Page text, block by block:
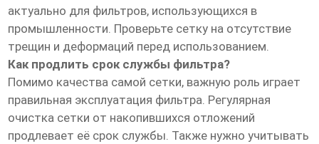
актуально для фильтров, использующихся в
промышленности. Проверьте сетку на отсутствие
трещин и деформаций перед использованием.
Как продлить срок службы фильтра?
Помимо качества самой сетки, важную роль играет
правильная эксплуатация фильтра. Регулярная
очистка сетки от накопившихся отложений
продлевает её срок службы. Также нужно учитывать